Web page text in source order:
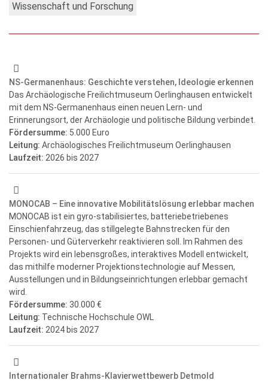
Wissenschaft und Forschung
NS-Germanenhaus: Geschichte verstehen, Ideologie erkennen
Das Archäologische Freilichtmuseum Oerlinghausen entwickelt
mit dem NS-Germanenhaus einen neuen Lern- und
Erinnerungsort, der Archäologie und politische Bildung verbindet.
Fördersumme: 5.000 Euro
Leitung: Archäologisches Freilichtmuseum Oerlinghausen
Laufzeit: 2026 bis 2027
MONOCAB – Eine innovative Mobilitätslösung erlebbar machen
MONOCAB ist ein gyro-stabilisiertes, batteriebetriebenes
Einschienfahrzeug, das stillgelegte Bahnstrecken für den
Personen- und Güterverkehr reaktivieren soll. Im Rahmen des
Projekts wird ein lebensgroßes, interaktives Modell entwickelt,
das mithilfe moderner Projektionstechnologie auf Messen,
Ausstellungen und in Bildungseinrichtungen erlebbar gemacht
wird.
Fördersumme: 30.000 €
Leitung: Technische Hochschule OWL
Laufzeit: 2024 bis 2027
Internationaler Brahms-Klavierwettbewerb Detmold